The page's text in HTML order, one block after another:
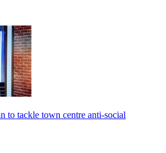
to tackle town centre anti-social